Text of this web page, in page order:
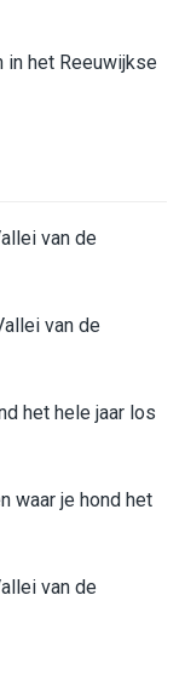
in het Reeuwijkse
van de
van de
het hele jaar los
waar je hond het
van de